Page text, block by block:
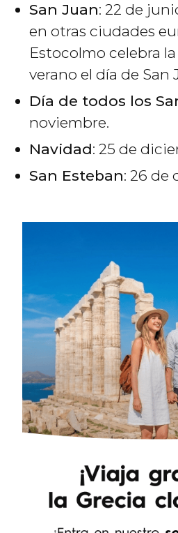
San Juan: 22 de
en otras ciudades
Estocolmo celebra
verano el día de San
Día de todos los
noviembre.
Navidad: 25 de
San Esteban: 26 de